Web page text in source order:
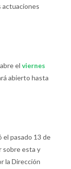
actuaciones
el viernes
abierto hasta
el pasado 13 de
sobre esta y
la Dirección